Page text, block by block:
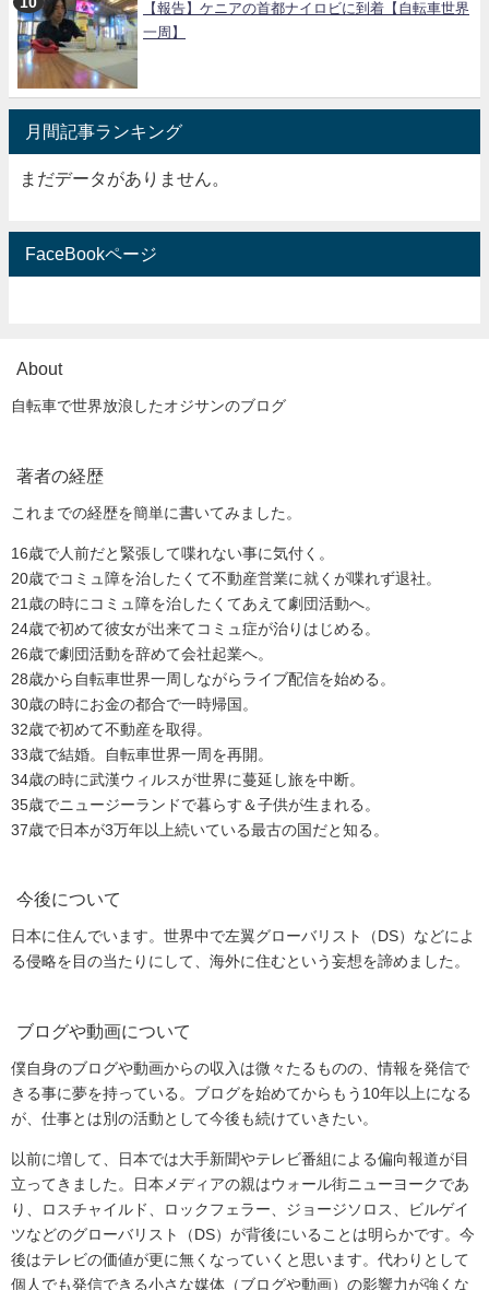
【報告】ケニアの首都ナイロビに到着【自転車世界
一周】
月間記事ランキング
まだデータがありません。
FaceBookページ
About
自転車で世界放浪したオジサンのブログ
著者の経歴
これまでの経歴を簡単に書いてみました。
16歳で人前だと緊張して喋れない事に気付く。
20歳でコミュ障を治したくて不動産営業に就くが喋れず退社。
21歳の時にコミュ障を治したくてあえて劇団活動へ。
24歳で初めて彼女が出来てコミュ症が治りはじめる。
26歳で劇団活動を辞めて会社起業へ。
28歳から自転車世界一周しながらライブ配信を始める。
30歳の時にお金の都合で一時帰国。
32歳で初めて不動産を取得。
33歳で結婚。自転車世界一周を再開。
34歳の時に武漢ウィルスが世界に蔓延し旅を中断。
35歳でニュージーランドで暮らす＆子供が生まれる。
37歳で日本が3万年以上続いている最古の国だと知る。
今後について
日本に住んでいます。世界中で左翼グローバリスト（DS）などによ
る侵略を目の当たりにして、海外に住むという妄想を諦めました。
ブログや動画について
僕自身のブログや動画からの収入は微々たるものの、情報を発信で
きる事に夢を持っている。ブログを始めてからもう10年以上になる
が、仕事とは別の活動として今後も続けていきたい。
以前に増して、日本では大手新聞やテレビ番組による偏向報道が目
立ってきました。日本メディアの親はウォール街ニューヨークであ
り、ロスチャイルド、ロックフェラー、ジョージソロス、ビルゲイ
ツなどのグローバリスト（DS）が背後にいることは明らかです。今
後はテレビの価値が更に無くなっていくと思います。代わりとして
個人でも発信できる小さな媒体（ブログや動画）の影響力が強くな